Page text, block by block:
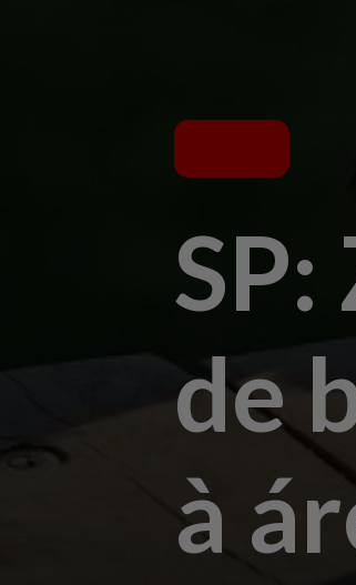
de
à